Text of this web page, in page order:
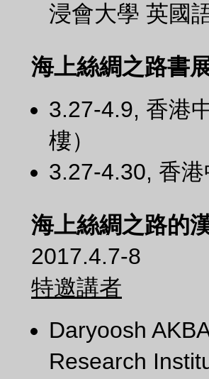
浸會大學 英國
海上絲綢之路書
3.27-4.9, 香港
樓）
3.27-4.30, 香
海上絲綢之路的
2017.4.7-8
特邀講者
Daryoosh
Research